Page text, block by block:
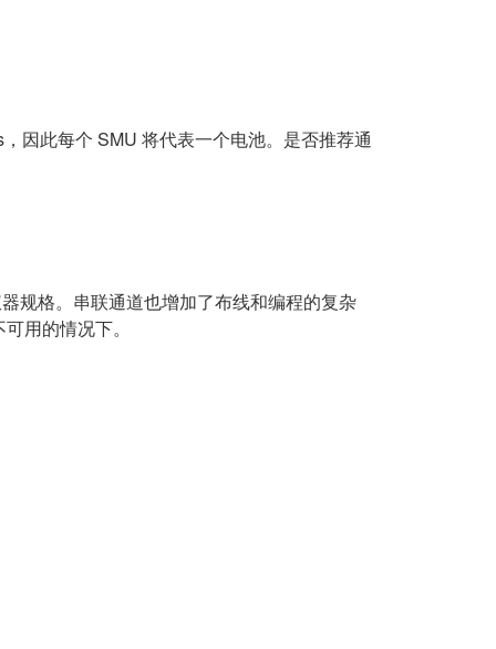
因此每个 SMU 将代表一个电池。是否推荐通
规格。串联通道也增加了布线和编程的复杂
用的情况下。